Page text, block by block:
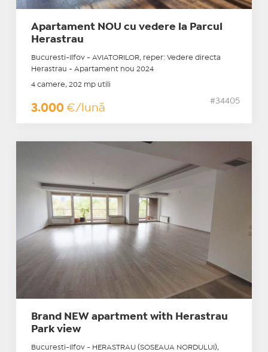
Apartament NOU cu vedere la Parcul
Herastrau
Bucuresti-Ilfov - AVIATORILOR, reper: Vedere directa
Herastrau - Apartament nou 2024
4 camere, 202 mp utili
3.000 €/lună
#34405
Brand NEW apartment with Herastrau
Park view
Bucuresti-Ilfov - HERASTRAU (SOSEAUA NORDULUI),